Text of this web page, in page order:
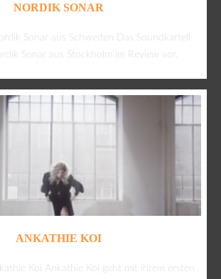
NORDIK SONAR
Sonar aus Schweden Das Soundkartell
Sonar aus Stockholm im Review vor.
ANKATHIE KOI
Koi Ankathie Koi geht mit ihrem ersten